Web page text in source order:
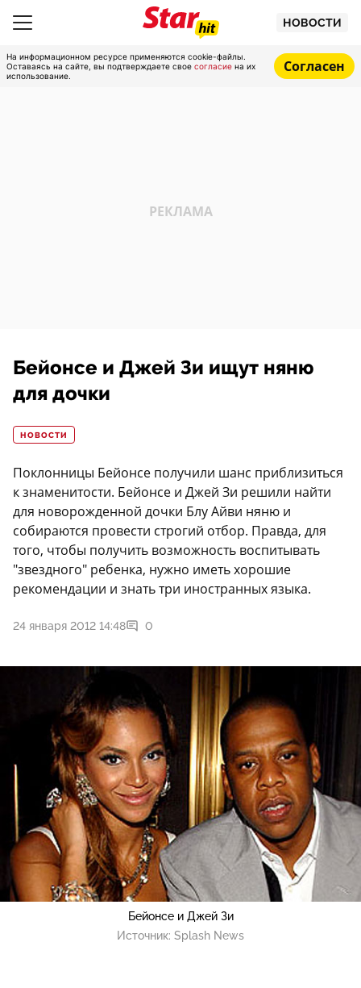
НОВОСТИ
На информационном ресурсе применяются cookie-файлы.
Оставаясь на сайте, вы подтверждаете свое согласие на их
использование.
Согласен
Бейонсе и Джей Зи ищут няню
для дочки
НОВОСТИ
Поклонницы Бейонсе получили шанс приблизиться
к знаменитости. Бейонсе и Джей Зи решили найти
для новорожденной дочки Блу Айви няню и
собираются провести строгий отбор. Правда, для
того, чтобы получить возможность воспитывать
"звездного" ребенка, нужно иметь хорошие
рекомендации и знать три иностранных языка.
24 января 2012 14:48 0
Бейонсе и Джей Зи
Источник: Splash News